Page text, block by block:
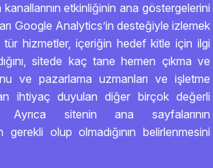
kanallarının etkinliğinin ana göstergelerini
Google Analytics’in desteğiyle izlemek
hizmetler, içeriğin hedef kitle için ilgi
sitede kaç tane hemen çıkma ve
ve pazarlama uzmanları ve işletme
ihtiyaç duyulan diğer birçok değerli
Ayrıca sitenin ana sayfalarının
gerekli olup olmadığının belirlenmesini